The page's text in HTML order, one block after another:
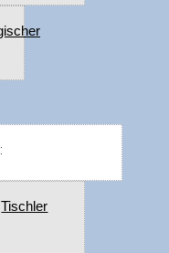
Tischler